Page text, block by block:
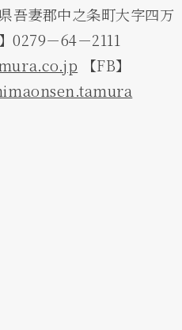
吾妻郡中之条町大字四万
0279－64－2111
【FB】